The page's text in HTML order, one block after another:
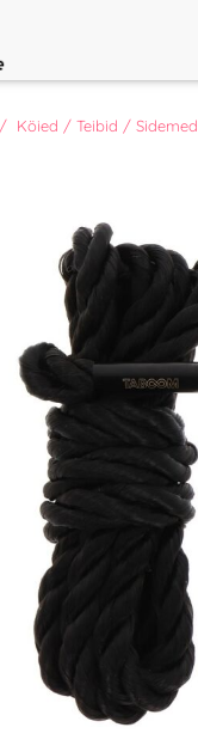
Köied / Teibid / Sidemed